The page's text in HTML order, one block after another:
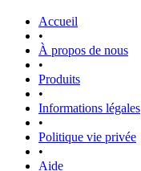
Accueil
•
À propos de nous
•
Produits
•
Informations légales
•
Politique vie privée
•
Aide